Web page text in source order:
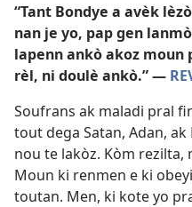
“Tant Bondye a avèk
nan je yo, pap gen
lapenn ankò akoz moun
rèl, ni doulè ankò.” —
Soufrans ak maladi pral
tout dega Satan, Adan,
nou te lakòz. Kòm rezilta,
Moun ki renmen e ki
toutan. Men, ki kote yo